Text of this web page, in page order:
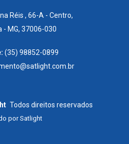
Réis , 66-A - Centro,
- MG, 37006-030
(35) 98852-0899
Todos direitos reservados
porSatlight